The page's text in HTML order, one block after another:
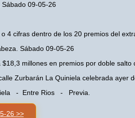
09-05-26
4 cifras dentro de los 20 premios del
Sábado 09-05-26
millones en premios por doble salto
Zurbarán La Quiniela celebrada ayer
- Entre Rios - Previa.
26 >>